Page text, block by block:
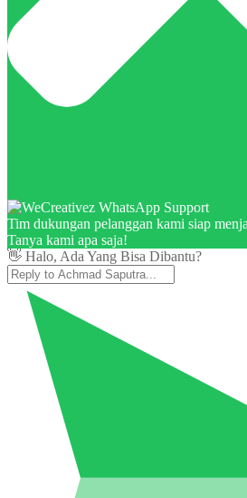
Tim dukungan pelanggan kami siap
Tanya kami apa saja!
👋 Halo, Ada Yang Bisa Dibantu?